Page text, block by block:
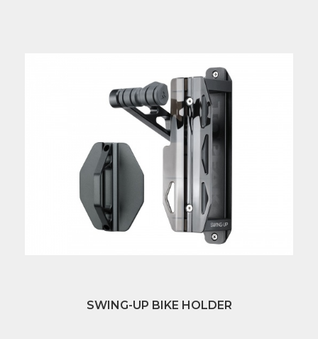
SWING-UP BIKE HOLDER